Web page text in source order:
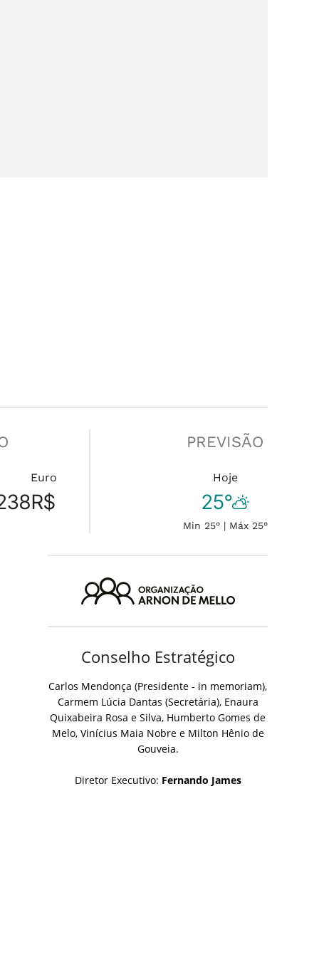
Euro
R$
PREVISÃO
Hoje
25°
Min 25° | Máx 25°
Conselho Estratégico
Carlos Mendonça (Presidente - in memoriam),
Carmem Lúcia Dantas (Secretária), Enaura
Quixabeira Rosa e Silva, Humberto Gomes de
Melo, Vinícius Maia Nobre e Milton Hênio de
Gouveia.
Diretor Executivo: Fernando James